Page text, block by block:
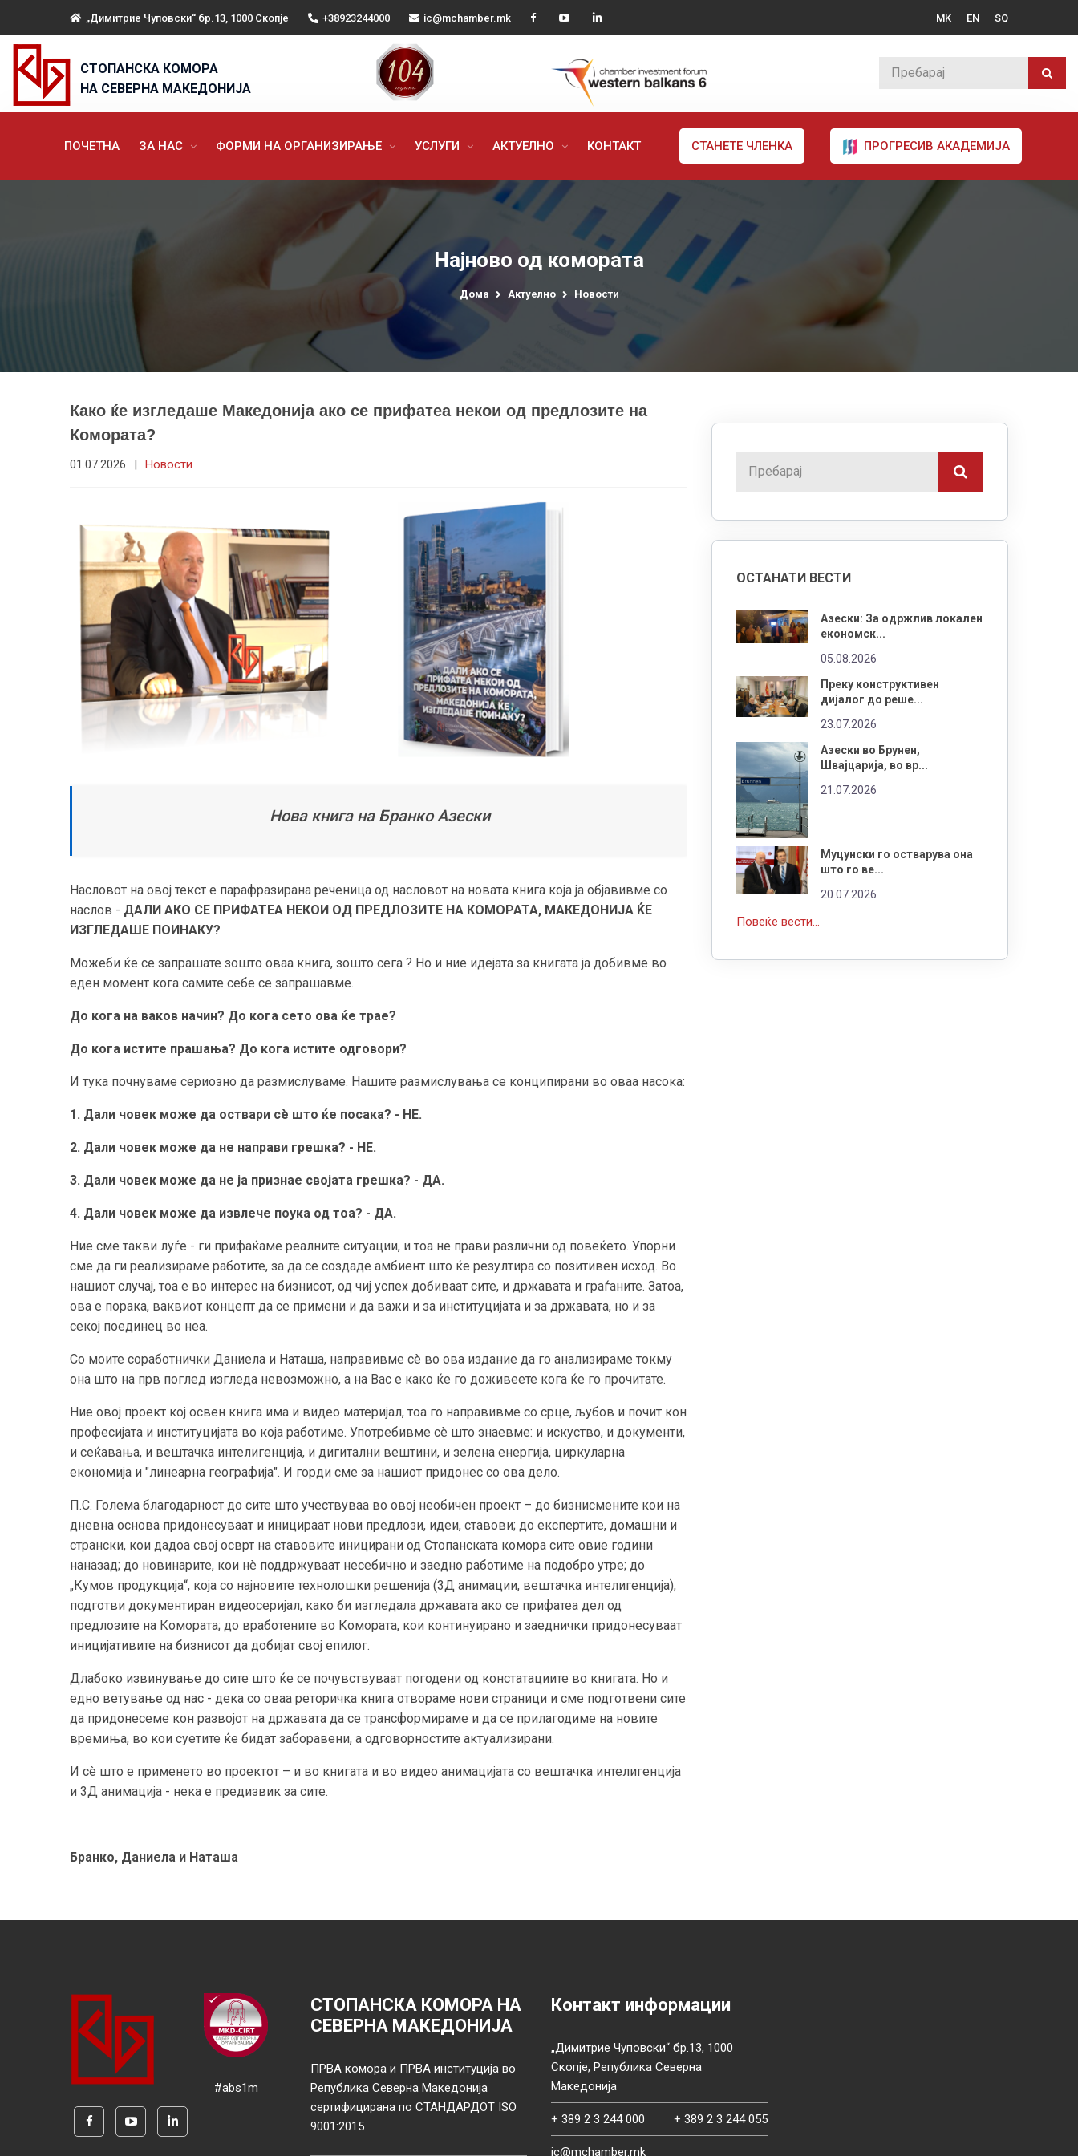
„Димитрие Чуповски“ бр.13, 1000 Скопје +38923244000 ic@mchamber.mk MK EN SQ
СТОПАНСКА КОМОРА
НА СЕВЕРНА МАКЕДОНИЈА
ПОЧЕТНА ЗА НАС ФОРМИ НА ОРГАНИЗИРАЊЕ УСЛУГИ АКТУЕЛНО КОНТАКТ СТАНЕТЕ ЧЛЕНКА ПРОГРЕСИВ АКАДЕМИЈА
Најново од комората
Дома Актуелно Новости
Како ќе изгледаше Македонија ако се прифатеа некои од предлозите на
Комората?
01.07.2026 | Новости
Нова книга на Бранко Азески
Насловот на овој текст е парафразирана реченица од насловот на новата книга која ја објавивме со
наслов - ДАЛИ АКО СЕ ПРИФАТЕА НЕКОИ ОД ПРЕДЛОЗИТЕ НА КОМОРАТА, МАКЕДОНИЈА ЌЕ
ИЗГЛЕДАШЕ ПОИНАКУ?
Можеби ќе се запрашате зошто оваа книга, зошто сега ? Но и ние идејата за книгата ја добивме во
еден момент кога самите себе се запрашавме.
До кога на ваков начин? До кога сето ова ќе трае?
До кога истите прашања? До кога истите одговори?
И тука почнуваме сериозно да размислуваме. Нашите размислувања се конципирани во оваа насока:
1. Дали човек може да оствари сè што ќе посака? - НЕ.
2. Дали човек може да не направи грешка? - НЕ.
3. Дали човек може да не ја признае својата грешка? - ДА.
4. Дали човек може да извлече поука од тоа? - ДА.
Ние сме такви луѓе - ги прифаќаме реалните ситуации, и тоа не прави различни од повеќето. Упорни
сме да ги реализираме работите, за да се создаде амбиент што ќе резултира со позитивен исход. Во
нашиот случај, тоа е во интерес на бизнисот, од чиј успех добиваат сите, и државата и граѓаните. Затоа,
ова е порака, ваквиот концепт да се примени и да важи и за институцијата и за државата, но и за
секој поединец во неа.
Со моите соработнички Даниела и Наташа, направивме сè во ова издание да го анализираме токму
она што на прв поглед изгледа невозможно, а на Вас е како ќе го доживеете кога ќе го прочитате.
Ние овој проект кој освен книга има и видео материјал, тоа го направивме со срце, љубов и почит кон
професијата и институцијата во која работиме. Употребивме сè што знаевме: и искуство, и документи,
и сеќавања, и вештачка интелигенција, и дигитални вештини, и зелена енергија, циркуларна
економија и "линеарна географија". И горди сме за нашиот придонес со ова дело.
П.С. Голема благодарност до сите што учествуваа во овој необичен проект – до бизнисмените кои на
дневна основа придонесуваат и иницираат нови предлози, идеи, ставови; до експертите, домашни и
странски, кои дадоа свој осврт на ставовите иницирани од Стопанската комора сите овие години
наназад; до новинарите, кои нè поддржуваат несебично и заедно работиме на подобро утре; до
„Кумов продукција“, која со најновите технолошки решенија (3Д анимации, вештачка интелигенција),
подготви документиран видеосеријал, како би изгледала државата ако се прифатеа дел од
предлозите на Комората; до вработените во Комората, кои континуирано и заеднички придонесуваат
иницијативите на бизнисот да добијат свој епилог.
Длабоко извинување до сите што ќе се почувствуваат погодени од констатациите во книгата. Но и
едно ветување од нас - дека со оваа реторичка книга отвораме нови страници и сме подготвени сите
да придонесеме кон развојот на државата да се трансформираме и да се прилагодиме на новите
времиња, во кои суетите ќе бидат заборавени, а одговорностите актуализирани.
И сè што е применето во проектот – и во книгата и во видео анимацијата со вештачка интелигенција
и 3Д анимација - нека е предизвик за сите.
Бранко, Даниела и Наташа
ОСТАНАТИ ВЕСТИ
Азески: За одржлив локален
економск...
05.08.2026
Преку конструктивен
дијалог до реше...
23.07.2026
Азески во Брунен,
Швајцарија, во вр...
21.07.2026
Муцунски го остварува она
што го ве...
20.07.2026
Повеќе вести...
#abs1m
СТОПАНСКА КОМОРА НА
СЕВЕРНА МАКЕДОНИЈА
ПРВА комора и ПРВА институција во
Република Северна Македонија
сертифицирана по СТАНДАРДОТ ISO
9001:2015
Контакт информации
„Димитрие Чуповски“ бр.13, 1000
Скопје, Република Северна
Македонија
+ 389 2 3 244 000 + 389 2 3 244 055
ic@mchamber.mk